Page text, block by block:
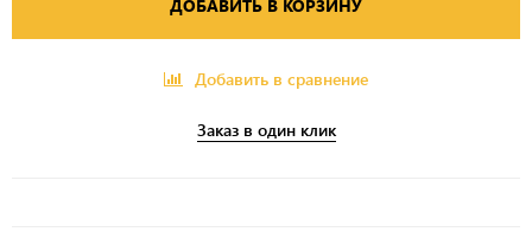
ДОБАВИТЬ В КОРЗИНУ
Добавить в сравнение
Заказ в один клик